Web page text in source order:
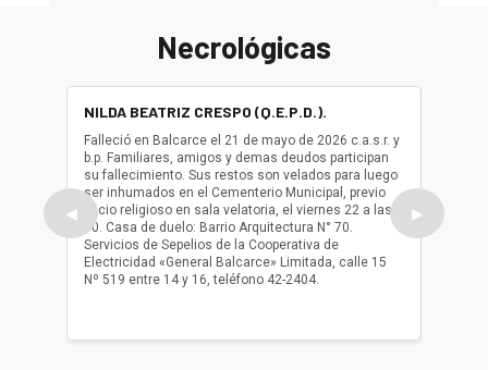
Necrológicas
◀
NILDA BEATRIZ CRESPO (Q.E.P.D.).
Falleció en Balcarce el 21 de mayo de 2026 c.a.s.r. y
b.p. Familiares, amigos y demas deudos participan
su fallecimiento. Sus restos son velados para luego
ser inhumados en el Cementerio Municipal, previo
oficio religioso en sala velatoria, el viernes 22 a las
10. Casa de duelo: Barrio Arquitectura N° 70.
Servicios de Sepelios de la Cooperativa de
Electricidad «General Balcarce» Limitada, calle 15
Nº 519 entre 14 y 16, teléfono 42-2404.
ser
oficio
▶